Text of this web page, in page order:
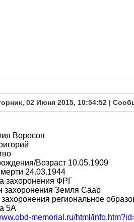
02 Июня 2015, 10:54:52 |
Воросов
Возраст 10.05.1909
24.03.1944
захоронения ФРГ
захоронения Земля Саар
захоронения региональное
5А
memorial.ru/html/